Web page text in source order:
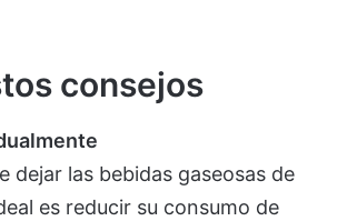
consejos
dejar las bebidas gaseosas de
es reducir su consumo de